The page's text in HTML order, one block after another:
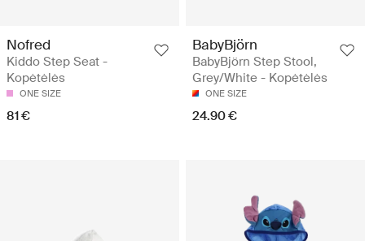
Nofred
Kiddo Step Seat -
Kopėtėlės
ONE SIZE
81 €
BabyBjörn
BabyBjörn Step Stool,
Grey/White - Kopėtėlės
ONE SIZE
24.90 €